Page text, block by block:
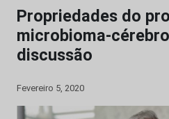
Propriedades do
microbioma-
discussão
Fevereiro 5, 2020